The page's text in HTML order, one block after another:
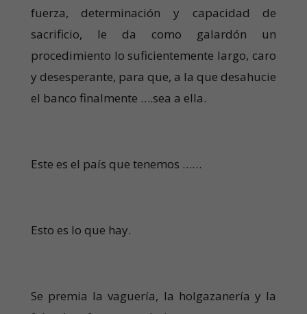
fuerza, determinación y capacidad de
sacrificio, le da como galardón un
procedimiento lo suficientemente largo, caro
y desesperante, para que, a la que desahucie
el banco finalmente ….sea a ella.
Este es el país que tenemos ……
Esto es lo que hay.
Se premia la vaguería, la holgazanería y la